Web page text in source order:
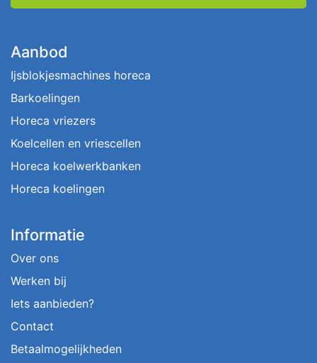
Aanbod
Ijsblokjesmachines horeca
Barkoelingen
Horeca vriezers
Koelcellen en vriescellen
Horeca koelwerkbanken
Horeca koelingen
Informatie
Over ons
Werken bij
Iets aanbieden?
Contact
Betaalmogelijkheden